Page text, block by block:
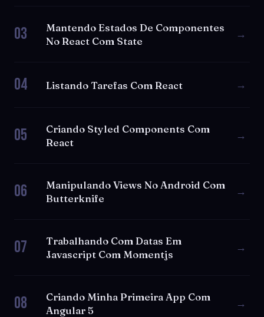
03
Mantendo Estados De Componentes
No React Com State
→
04 Listando Tarefas Com React →
05
Criando Styled Components Com
React
→
06
Manipulando Views No Android Com
Butterknife
→
07
Trabalhando Com Datas Em
Javascript Com Momentjs
→
08
Criando Minha Primeira App Com
Angular 5
→